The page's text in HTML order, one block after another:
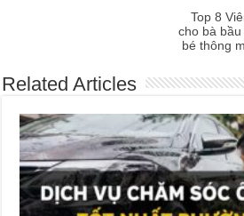
Top 8
cho bà bầu
bé thông
Related Articles